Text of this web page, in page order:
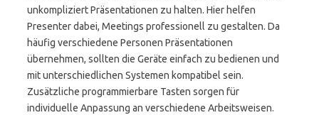
unkompliziert Präsentationen zu halten. Hier helfen
Presenter dabei, Meetings professionell zu gestalten. Da
häufig verschiedene Personen Präsentationen
übernehmen, sollten die Geräte einfach zu bedienen und
mit unterschiedlichen Systemen kompatibel sein.
Zusätzliche programmierbare Tasten sorgen für
individuelle Anpassung an verschiedene Arbeitsweisen.